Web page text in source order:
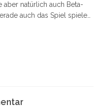
aber natürlich auch Beta-
auch das Spiel spiele…